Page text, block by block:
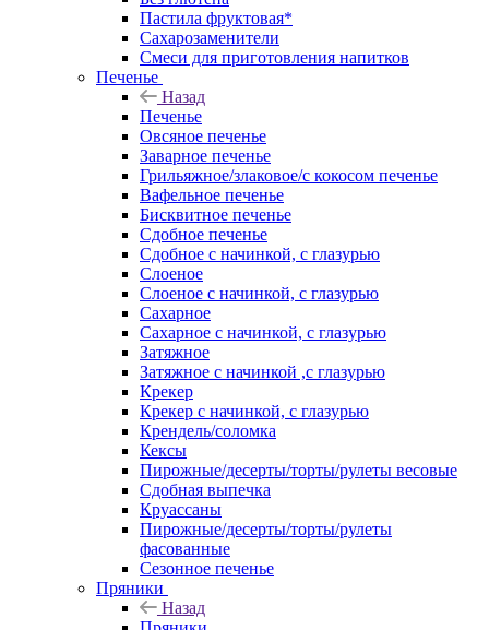
Пастила фруктовая*
Сахарозаменители
Смеси для приготовления напитков
Печенье
Назад
Печенье
Овсяное печенье
Заварное печенье
Грильяжное/злаковое/с кокосом печенье
Вафельное печенье
Бисквитное печенье
Сдобное печенье
Сдобное с начинкой, с глазурью
Слоеное
Слоеное с начинкой, с глазурью
Сахарное
Сахарное с начинкой, с глазурью
Затяжное
Затяжное с начинкой ,с глазурью
Крекер
Крекер с начинкой, с глазурью
Крендель/соломка
Кексы
Пирожные/десерты/торты/рулеты весовые
Сдобная выпечка
Круассаны
Пирожные/десерты/торты/рулеты
фасованные
Сезонное печенье
Пряники
Назад